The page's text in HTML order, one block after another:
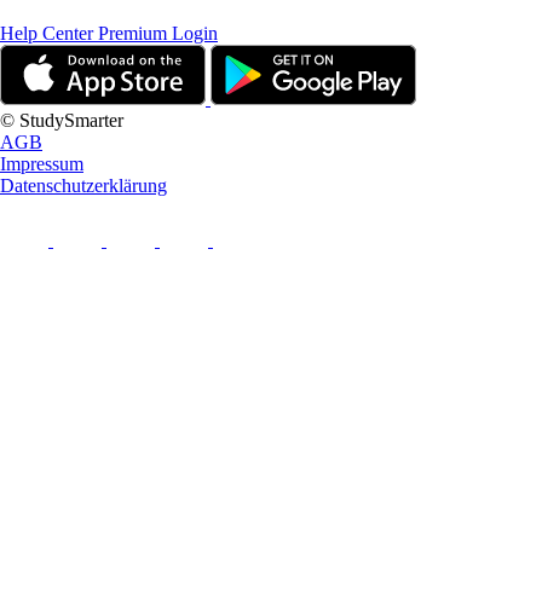
Help CenterPremium Login
© StudySmarter
AGB
Impressum
Datenschutzerklärung